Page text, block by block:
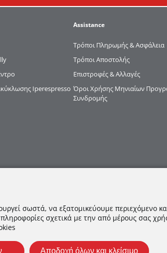
Iperespresso
Assistance
Τρόποι Πληρωμής & Ασφάλεια
Τρόποι Αποστολής
Επιστροφές & Αλλαγές
Όροι Χρήσης Μηνιαίων
Συνδρομής
σωστά, να εξατομικεύουμε περιεχόμενο
σχετικά με την από μέρους σας
Αποδοχή όλων και κλείσιμο